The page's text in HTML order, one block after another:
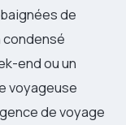
de
end ou un
voyageuse
de voyage